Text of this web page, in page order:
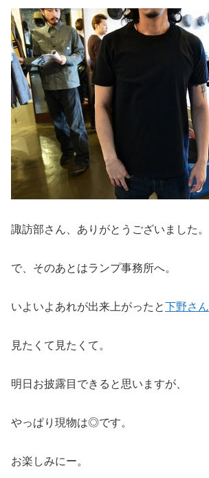
諏訪部さん、ありがとうございました。
で、そのあとはランプ事務所へ。
いよいよあれが出来上がったと下野さん
見たくて見たくて。
明日お披露目できると思いますが、
やっぱり現物は◎です。
お楽しみにー。